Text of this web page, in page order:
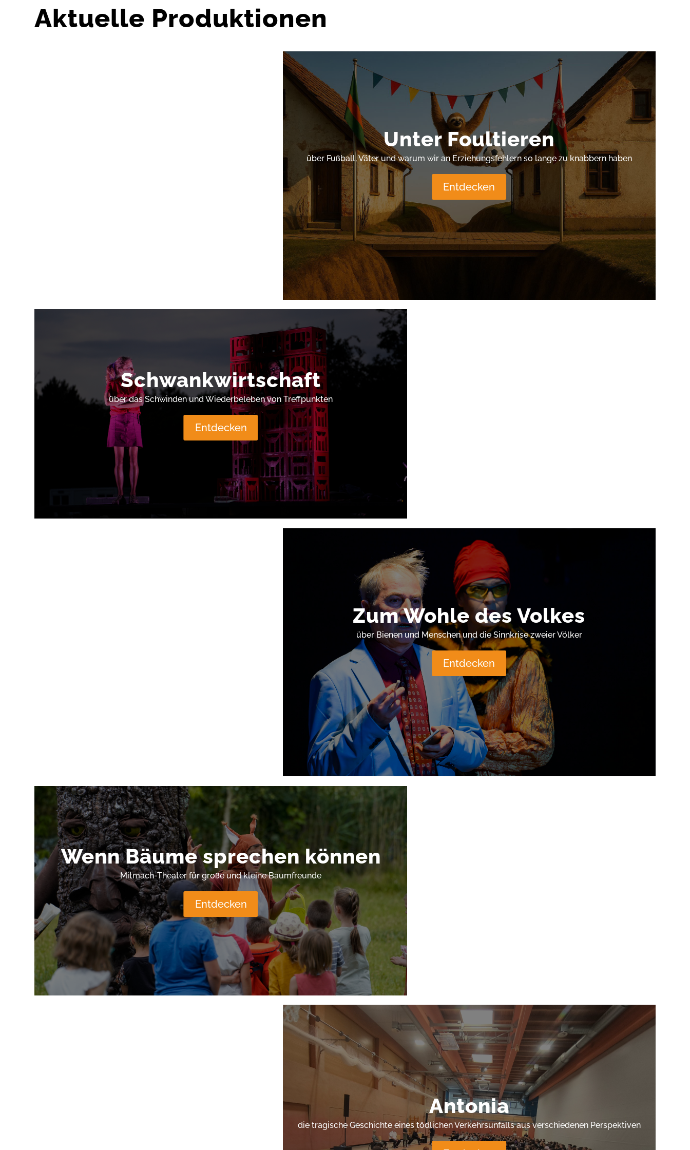
Aktuelle Produktionen
Unter Foultieren
über Fußball, Väter und warum wir an Erziehungsfehlern so lange zu knabbern haben
Entdecken
Schwankwirtschaft
über das Schwinden und Wiederbeleben von Treffpunkten
Entdecken
Zum Wohle des Volkes
über Bienen und Menschen und die Sinnkrise zweier Völker
Entdecken
Wenn Bäume sprechen können
Mitmach-Theater für große und kleine Baumfreunde
Entdecken
Antonia
die tragische Geschichte eines tödlichen Verkehrsunfalls aus verschiedenen Perspektiven